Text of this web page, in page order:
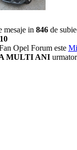
mesaje in 846de
Opel Forum este
MULTI ANI